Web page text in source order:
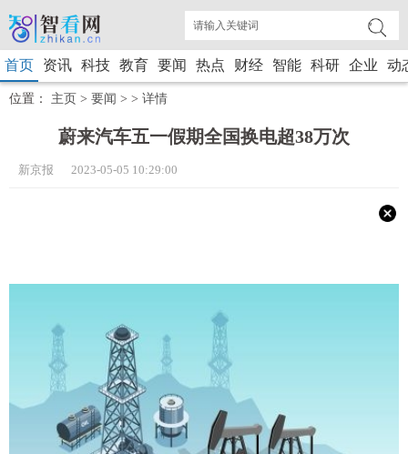
首页 资讯 科技 教育 要闻 热点 财经 智能 科研 企业 动
位置： 主页 > 要闻 > > 详情
蔚来汽车五一假期全国换电超38万次
新京报 2023-05-05 10:29:00